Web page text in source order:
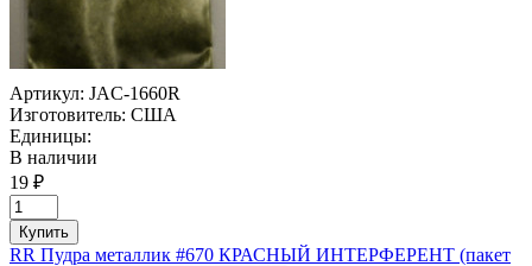
Артикул: JAC-1660R
Изготовитель: США
Единицы:
В наличии
19 ₽
Купить
RR Пудра металлик #670 КРАСНЫЙ ИНТЕРФЕРЕНТ (пакет